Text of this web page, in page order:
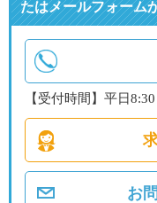
たはメールフォーム
【受付時間】平日
お